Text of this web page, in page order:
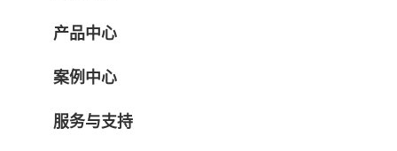
产品中心
案例中心
服务与支持